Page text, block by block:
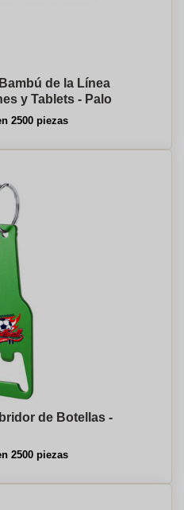
de la Línea
y Tablets - Palo
2500 piezas
de Botellas -
2500 piezas